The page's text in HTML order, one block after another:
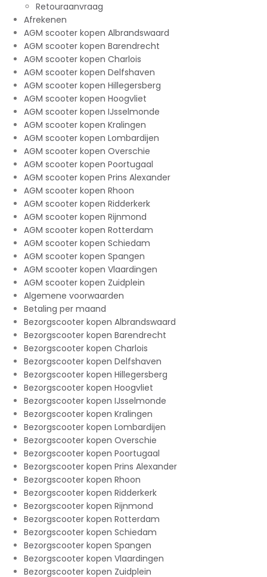
Retouraanvraag
Afrekenen
AGM scooter kopen Albrandswaard
AGM scooter kopen Barendrecht
AGM scooter kopen Charlois
AGM scooter kopen Delfshaven
AGM scooter kopen Hillegersberg
AGM scooter kopen Hoogvliet
AGM scooter kopen IJsselmonde
AGM scooter kopen Kralingen
AGM scooter kopen Lombardijen
AGM scooter kopen Overschie
AGM scooter kopen Poortugaal
AGM scooter kopen Prins Alexander
AGM scooter kopen Rhoon
AGM scooter kopen Ridderkerk
AGM scooter kopen Rijnmond
AGM scooter kopen Rotterdam
AGM scooter kopen Schiedam
AGM scooter kopen Spangen
AGM scooter kopen Vlaardingen
AGM scooter kopen Zuidplein
Algemene voorwaarden
Betaling per maand
Bezorgscooter kopen Albrandswaard
Bezorgscooter kopen Barendrecht
Bezorgscooter kopen Charlois
Bezorgscooter kopen Delfshaven
Bezorgscooter kopen Hillegersberg
Bezorgscooter kopen Hoogvliet
Bezorgscooter kopen IJsselmonde
Bezorgscooter kopen Kralingen
Bezorgscooter kopen Lombardijen
Bezorgscooter kopen Overschie
Bezorgscooter kopen Poortugaal
Bezorgscooter kopen Prins Alexander
Bezorgscooter kopen Rhoon
Bezorgscooter kopen Ridderkerk
Bezorgscooter kopen Rijnmond
Bezorgscooter kopen Rotterdam
Bezorgscooter kopen Schiedam
Bezorgscooter kopen Spangen
Bezorgscooter kopen Vlaardingen
Bezorgscooter kopen Zuidplein